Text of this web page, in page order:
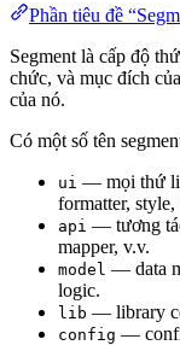
Phần tiêu đề
Segment là cấp độ
chức, và mục đích
của nó.
Có một số tên
ui — mọi thứ
formatter, style,
api — tương
mapper, v.v.
model — data
logic.
lib — library
config —